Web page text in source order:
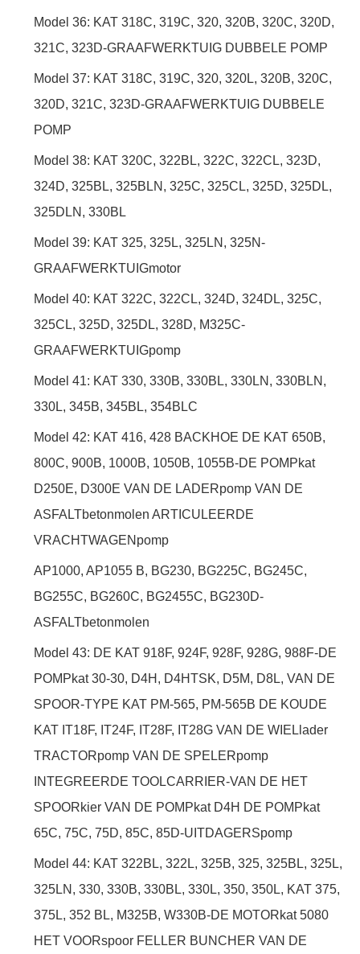
Model 36: KAT 318C, 319C, 320, 320B, 320C, 320D,
321C, 323D-GRAAFWERKTUIG DUBBELE POMP
Model 37: KAT 318C, 319C, 320, 320L, 320B, 320C,
320D, 321C, 323D-GRAAFWERKTUIG DUBBELE
POMP
Model 38: KAT 320C, 322BL, 322C, 322CL, 323D,
324D, 325BL, 325BLN, 325C, 325CL, 325D, 325DL,
325DLN, 330BL
Model 39: KAT 325, 325L, 325LN, 325N-
GRAAFWERKTUIGmotor
Model 40: KAT 322C, 322CL, 324D, 324DL, 325C,
325CL, 325D, 325DL, 328D, M325C-
GRAAFWERKTUIGpomp
Model 41: KAT 330, 330B, 330BL, 330LN, 330BLN,
330L, 345B, 345BL, 354BLC
Model 42: KAT 416, 428 BACKHOE DE KAT 650B,
800C, 900B, 1000B, 1050B, 1055B-DE POMPkat
D250E, D300E VAN DE LADERpomp VAN DE
ASFALTbetonmolen ARTICULEERDE
VRACHTWAGENpomp
AP1000, AP1055 B, BG230, BG225C, BG245C,
BG255C, BG260C, BG2455C, BG230D-
ASFALTbetonmolen
Model 43: DE KAT 918F, 924F, 928F, 928G, 988F-DE
POMPkat 30-30, D4H, D4HTSK, D5M, D8L, VAN DE
SPOOR-TYPE KAT PM-565, PM-565B DE KOUDE
KAT IT18F, IT24F, IT28F, IT28G VAN DE WIELlader
TRACTORpomp VAN DE SPELERpomp
INTEGREERDE TOOLCARRIER-VAN DE HET
SPOORkier VAN DE POMPkat D4H DE POMPkat
65C, 75C, 75D, 85C, 85D-UITDAGERSpomp
Model 44: KAT 322BL, 322L, 325B, 325, 325BL, 325L,
325LN, 330, 330B, 330BL, 330L, 350, 350L, KAT 375,
375L, 352 BL, M325B, W330B-DE MOTORkat 5080
HET VOORspoor FELLER BUNCHER VAN DE